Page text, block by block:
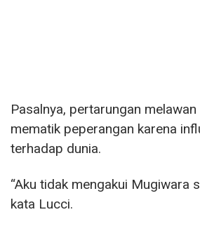
Pasalnya, pertarungan
mematik peperangan karena
terhadap dunia.
“Aku tidak mengakui Mugiwara
kata Lucci.